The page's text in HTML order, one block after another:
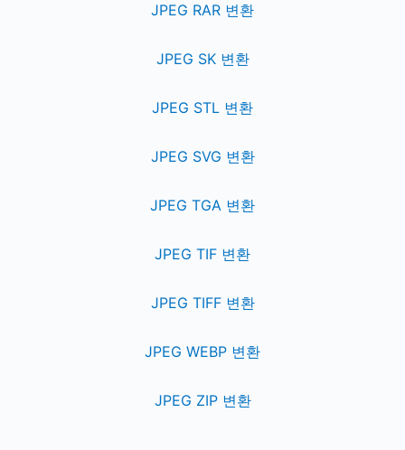
JPEG RAR 변환
JPEG SK 변환
JPEG STL 변환
JPEG SVG 변환
JPEG TGA 변환
JPEG TIF 변환
JPEG TIFF 변환
JPEG WEBP 변환
JPEG ZIP 변환